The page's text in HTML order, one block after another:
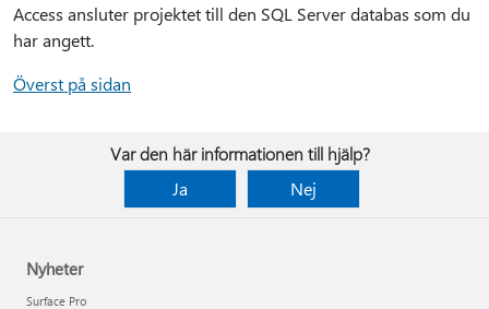
Access ansluter projektet till den SQL Server databas som du
har angett.
Överst på sidan
Var den här informationen till hjälp?
Ja
Nej
Nyheter
Surface Pro